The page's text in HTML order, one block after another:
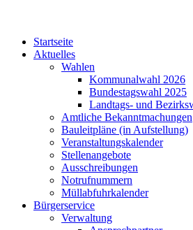
Startseite
Aktuelles
Wahlen
Kommunalwahl 2026
Bundestagswahl 2025
Landtags- und
Amtliche Bekanntmachungen
Bauleitpläne (in Aufstellung)
Veranstaltungskalender
Stellenangebote
Ausschreibungen
Notrufnummern
Müllabfuhrkalender
Bürgerservice
Verwaltung